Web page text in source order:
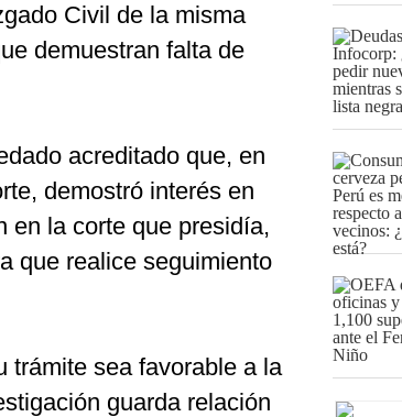
Civil de la misma
demuestran falta de
acreditado que, en
demostró interés en
en la corte que presidía,
que realice seguimiento
trámite sea favorable a la
guarda relación